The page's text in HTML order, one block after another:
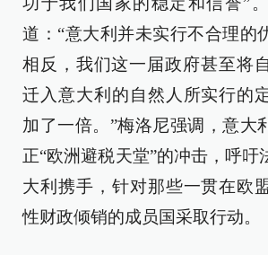
道：“意大利并未实行不合理的
相反，我们这一届政府甚至将
迁入意大利的自然人所实行的
加了一倍。”梅洛尼强调，意大
正“欧洲避税天堂”的冲击，呼吁
大利携手，针对那些一贯在欧
性财政倾销的成员国采取行动。